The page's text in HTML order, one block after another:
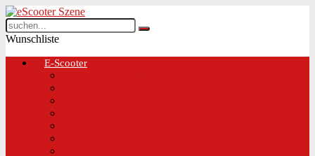
Wunschliste
E-Scooter